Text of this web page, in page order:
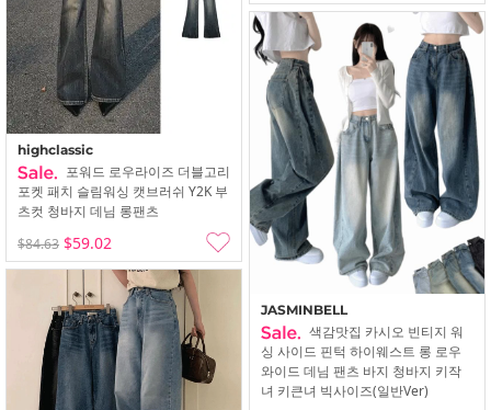
highclassic
포워드 로우라이즈 더블고리
포켓 패치 슬림워싱 캣브러쉬 Y2K 부
츠컷 청바지 데님 롱팬츠
$84.63 $59.02
JASMINBELL
색감맛집 카시오 빈티지 워
싱 사이드 핀턱 하이웨스트 롱 로우
와이드 데님 팬츠 바지 청바지 키작
녀 키큰녀 빅사이즈(일반ver)